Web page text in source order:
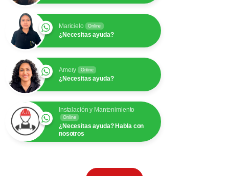
Maricielo Online
¿Necesitas ayuda?
Amery Online
¿Necesitas ayuda?
Instalación y Mantenimiento
Online
¿Necesitas ayuda? Habla con
nosotros